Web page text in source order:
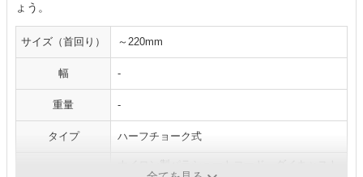
ょう。
サイズ（首回り） ～220mm
幅 -
重量 -
タイプ ハーフチョーク式